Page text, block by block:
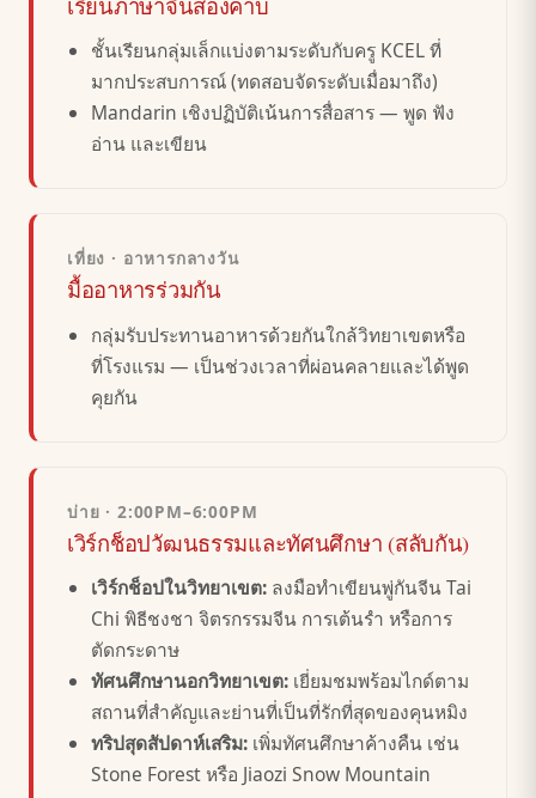
เรียนภาษาจีนสองคาบ
ชั้นเรียนกลุ่มเล็กแบ่งตามระดับกับครู KCEL ที่
มากประสบการณ์ (ทดสอบจัดระดับเมื่อมาถึง)
Mandarin เชิงปฏิบัติเน้นการสื่อสาร — พูด ฟัง
อ่าน และเขียน
เที่ยง · อาหารกลางวัน
มื้ออาหารร่วมกัน
กลุ่มรับประทานอาหารด้วยกันใกล้วิทยาเขตหรือ
ที่โรงแรม — เป็นช่วงเวลาที่ผ่อนคลายและได้พูด
คุยกัน
บ่าย · 2:00PM–6:00PM
เวิร์กช็อปวัฒนธรรมและทัศนศึกษา (สลับกัน)
เวิร์กช็อปในวิทยาเขต: ลงมือทำเขียนพู่กันจีน Tai
Chi พิธีชงชา จิตรกรรมจีน การเต้นรำ หรือการ
ตัดกระดาษ
ทัศนศึกษานอกวิทยาเขต: เยี่ยมชมพร้อมไกด์ตาม
สถานที่สำคัญและย่านที่เป็นที่รักที่สุดของคุนหมิง
ทริปสุดสัปดาห์เสริม: เพิ่มทัศนศึกษาค้างคืน เช่น
Stone Forest หรือ Jiaozi Snow Mountain